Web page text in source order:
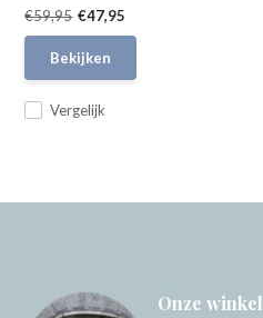
Vergelijk
€59,95 €47,95
Bekijken
Onze winkel